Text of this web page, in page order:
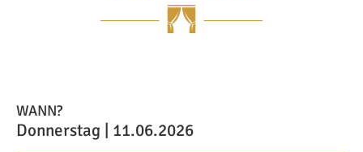
WANN?
Donnerstag | 11.06.2026